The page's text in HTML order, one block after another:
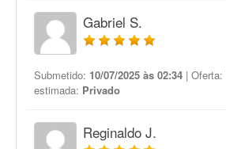
Gabriel S.
Submetido: 10/07/2025 às 02:34 | Oferta:
estimada: Privado
Reginaldo J.